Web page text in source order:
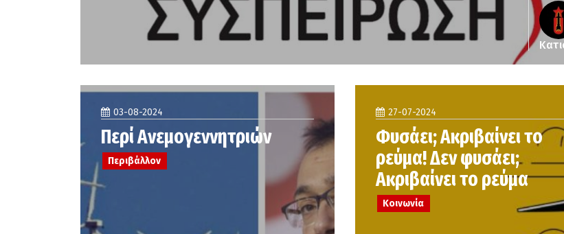
03-08-2024
Περί Ανεμογεννητριών
Περιβάλλον
27-07-2024
Φυσάει; Ακριβαίνει το
ρεύμα! Δεν φυσάει;
Ακριβαίνει το ρεύμα
Κοινωνία